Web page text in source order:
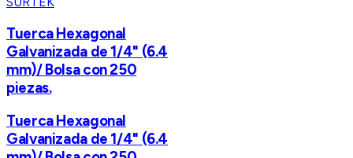
Tuerca Hexagonal
Galvanizada de 1/4" (6.4
mm)/ Bolsa con 250
piezas.
Tuerca Hexagonal
Galvanizada de 1/4" (6.4